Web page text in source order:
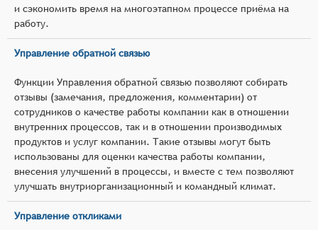
и сэкономить время на многоэтапном процессе приёма на
работу.
Управление обратной связью
Функции Управления обратной связью позволяют собирать
отзывы (замечания, предложения, комментарии) от
сотрудников о качестве работы компании как в отношении
внутренних процессов, так и в отношении производимых
продуктов и услуг компании. Такие отзывы могут быть
использованы для оценки качества работы компании,
внесения улучшений в процессы, и вместе с тем позволяют
улучшать внутриорганизационный и командный климат.
Управление откликами